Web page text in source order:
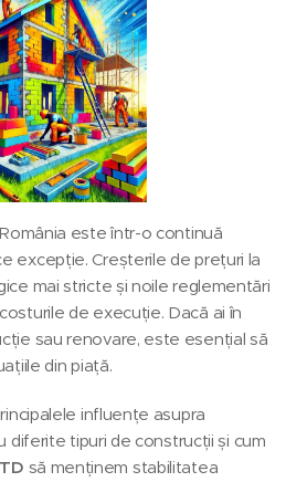
este într-o continuă
excepție. Creșterile de prețuri la
mai stricte și noile reglementări
de execuție. Dacă ai în
sau renovare, este esențial să
din piață.
influențe asupra
diferite tipuri de construcții și cum
să menținem stabilitatea